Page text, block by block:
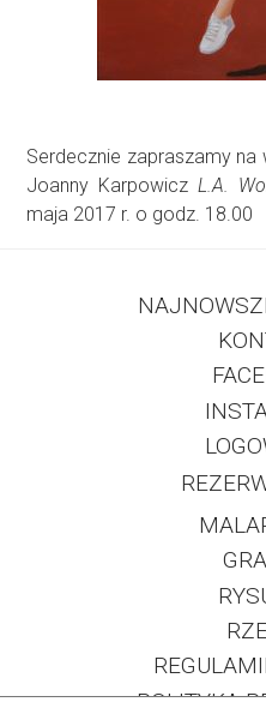
Serdecznie zapraszamy
Joanny KarpowiczL.A.
maja 2017 r. o godz. 18.00
POLITYKA